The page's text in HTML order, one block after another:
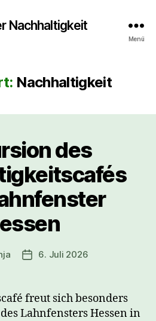
Nachhaltigkeit
Menü
Nachhaltigkeit
des
Veröffentlichungsdatum
6. Juli 2026
freut sich besonders
Lahnfensters Hessen in